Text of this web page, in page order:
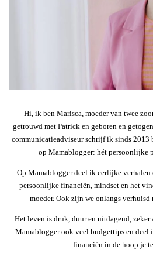
Hi, ik ben Marisca, moeder van twee
getrouwd met Patrick en geboren en
communicatieadviseur schrijf ik sinds 2013
op Mamablogger: hét persoonlijke
Op Mamablogger deel ik eerlijke verhalen
persoonlijke financiën, mindset en het
moeder. Ook zijn we onlangs verhuisd
Het leven is druk, duur en uitdagend, zeker
Mamablogger ook veel budgettips en
financiën in de hoop je